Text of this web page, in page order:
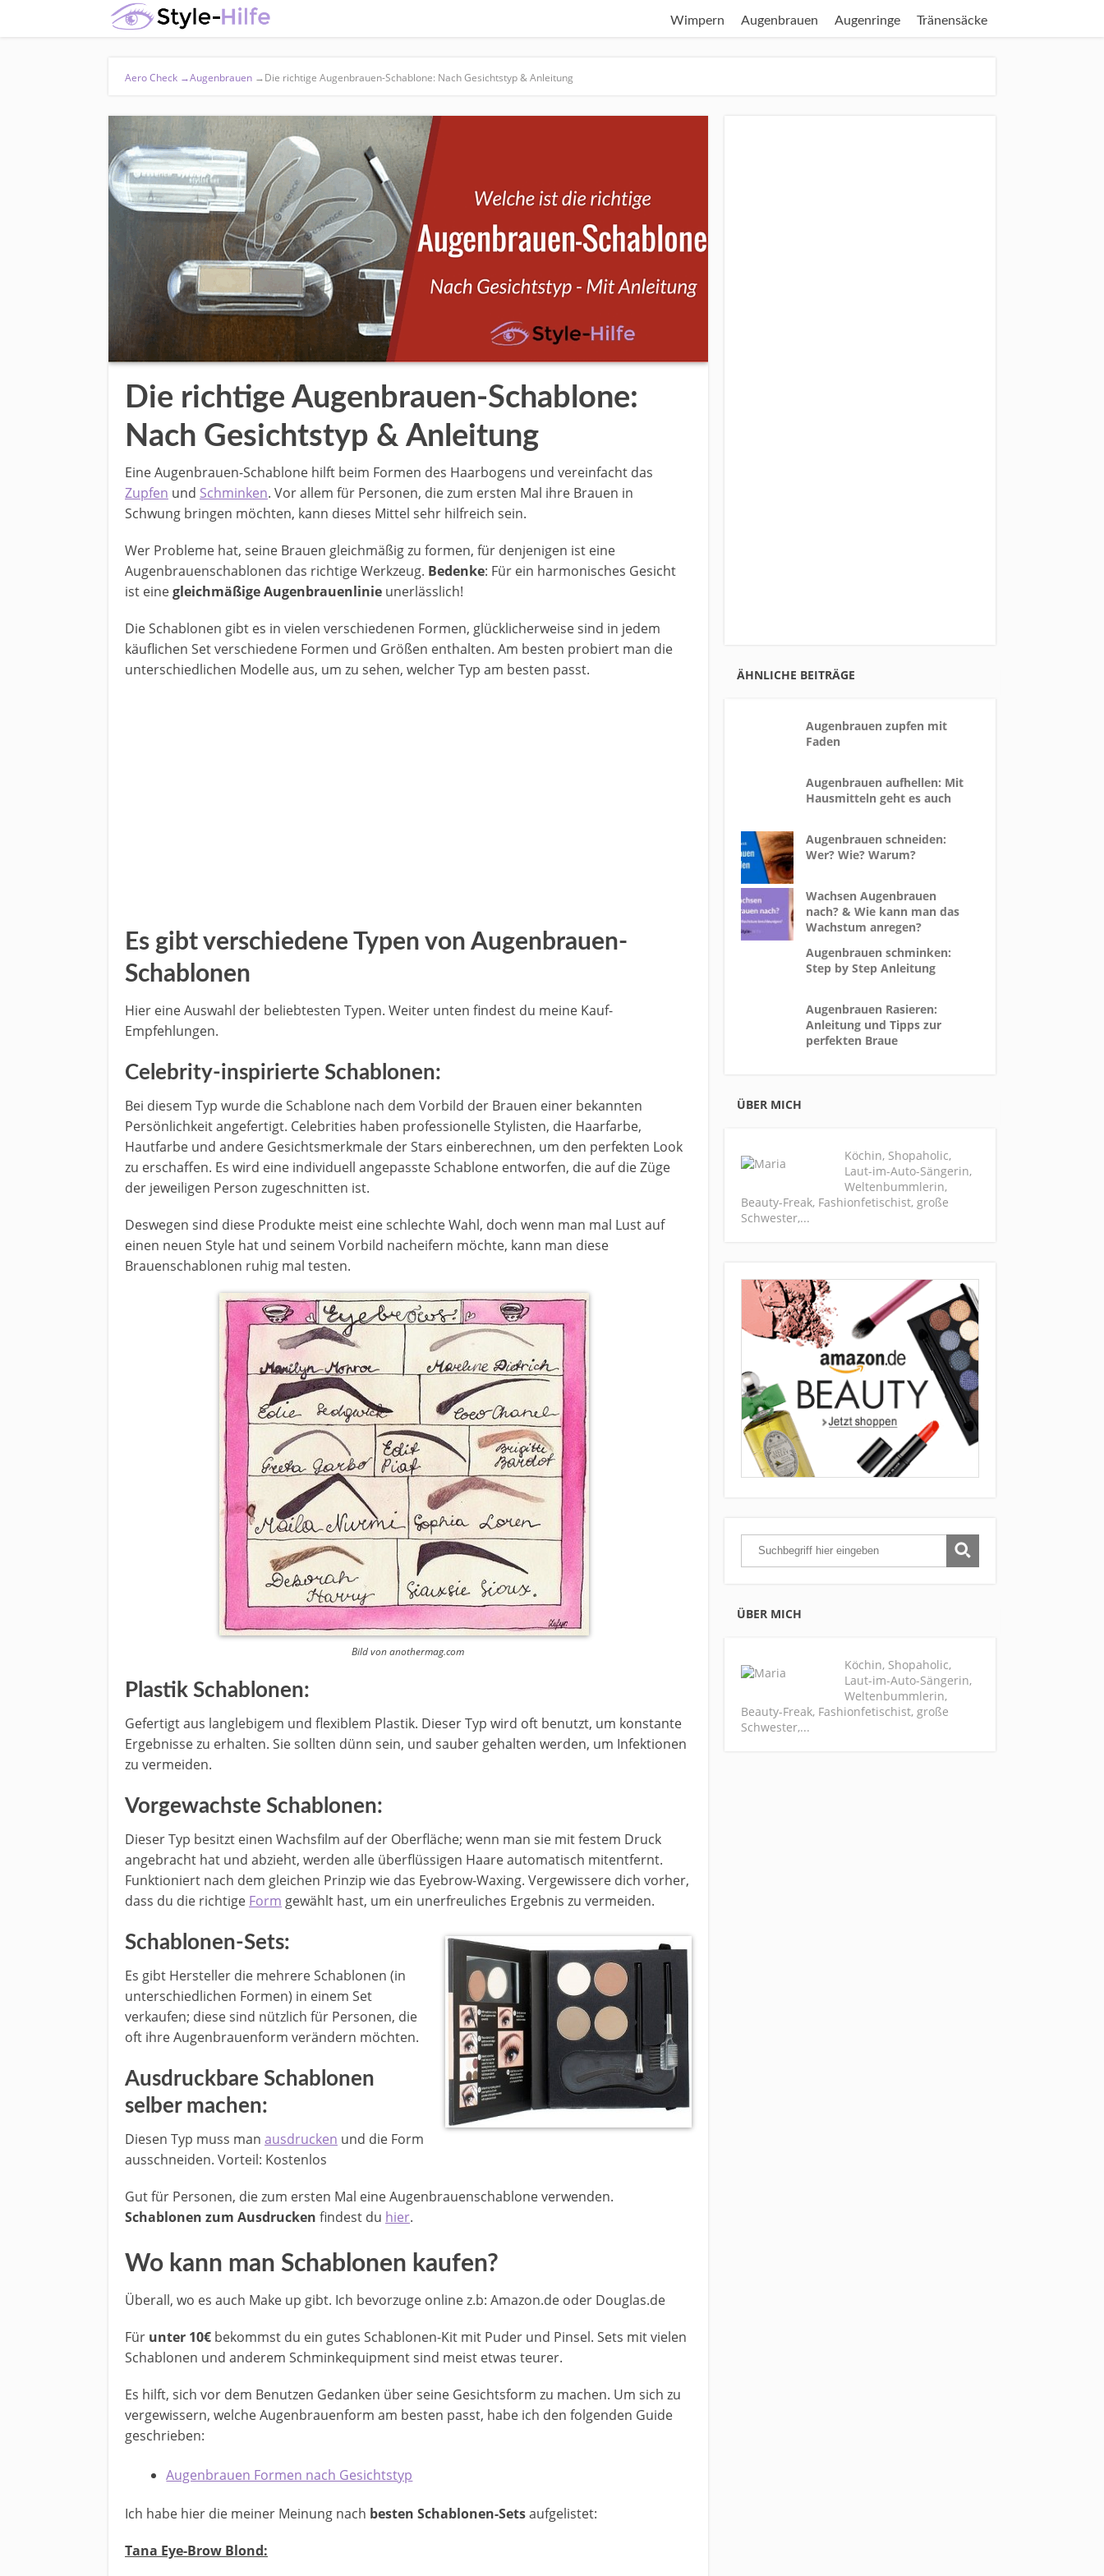
Wimpern Augenbrauen Augenringe Tränensäcke
Aero Check →Augenbrauen →Die richtige Augenbrauen-Schablone: Nach Gesichtstyp & Anleitung
Die richtige Augenbrauen-Schablone:
Nach Gesichtstyp & Anleitung
Eine Augenbrauen-Schablone hilft beim Formen des Haarbogens und vereinfacht das
Zupfen und Schminken. Vor allem für Personen, die zum ersten Mal ihre Brauen in
Schwung bringen möchten, kann dieses Mittel sehr hilfreich sein.
Wer Probleme hat, seine Brauen gleichmäßig zu formen, für denjenigen ist eine
Augenbrauenschablonen das richtige Werkzeug. Bedenke: Für ein harmonisches Gesicht
ist einegleichmäßige Augenbrauenlinie unerlässlich!
Die Schablonen gibt es in vielen verschiedenen Formen, glücklicherweise sind in jedem
käuflichen Set verschiedene Formen und Größen enthalten. Am besten probiert man die
unterschiedlichen Modelle aus, um zu sehen, welcher Typ am besten passt.
Es gibt verschiedene Typen von Augenbrauen-
Schablonen
Hier eine Auswahl der beliebtesten Typen. Weiter unten findest du meine Kauf-
Empfehlungen.
Celebrity-inspirierte Schablonen:
Bei diesem Typ wurde die Schablone nach dem Vorbild der Brauen einer bekannten
Persönlichkeit angefertigt. Celebrities haben professionelle Stylisten, die Haarfarbe,
Hautfarbe und andere Gesichtsmerkmale der Stars einberechnen, um den perfekten Look
zu erschaffen. Es wird eine individuell angepasste Schablone entworfen, die auf die Züge
der jeweiligen Person zugeschnitten ist.
Deswegen sind diese Produkte meist eine schlechte Wahl, doch wenn man mal Lust auf
einen neuen Style hat und seinem Vorbild nacheifern möchte, kann man diese
Brauenschablonen ruhig mal testen.
Bild von anothermag.com
Plastik Schablonen:
Gefertigt aus langlebigem und flexiblem Plastik. Dieser Typ wird oft benutzt, um konstante
Ergebnisse zu erhalten. Sie sollten dünn sein, und sauber gehalten werden, um Infektionen
zu vermeiden.
Vorgewachste Schablonen:
Dieser Typ besitzt einen Wachsfilm auf der Oberfläche; wenn man sie mit festem Druck
angebracht hat und abzieht, werden alle überflüssigen Haare automatisch mitentfernt.
Funktioniert nach dem gleichen Prinzip wie das Eyebrow-Waxing. Vergewissere dich vorher,
dass du die richtige Form gewählt hast, um ein unerfreuliches Ergebnis zu vermeiden.
Schablonen-Sets:
Es gibt Hersteller die mehrere Schablonen (in
unterschiedlichen Formen) in einem Set
verkaufen; diese sind nützlich für Personen, die
oft ihre Augenbrauenform verändern möchten.
Ausdruckbare Schablonen
selber machen:
Diesen Typ muss man ausdrucken und die Form
ausschneiden. Vorteil: Kostenlos
Gut für Personen, die zum ersten Mal eine Augenbrauenschablone verwenden.
Schablonen zum Ausdrucken findest du hier.
Wo kann man Schablonen kaufen?
Überall, wo es auch Make up gibt. Ich bevorzuge online z.b: Amazon.de oder Douglas.de
Für unter 10€ bekommst du ein gutes Schablonen-Kit mit Puder und Pinsel. Sets mit vielen
Schablonen und anderem Schminkequipment sind meist etwas teurer.
Es hilft, sich vor dem Benutzen Gedanken über seine Gesichtsform zu machen. Um sich zu
vergewissern, welche Augenbrauenform am besten passt, habe ich den folgenden Guide
geschrieben:
Augenbrauen Formen nach Gesichtstyp
Ich habe hier die meiner Meinung nach besten Schablonen-Setsaufgelistet:
Tana Eye-Brow Blond:
ÄHNLICHE BEITRÄGE
Augenbrauen zupfen mit
Faden
Augenbrauen aufhellen: Mit
Hausmitteln geht es auch
Augenbrauen schneiden:
Wer? Wie? Warum?
Wachsen Augenbrauen
nach? & Wie kann man das
Wachstum anregen?
Augenbrauen schminken:
Step by Step Anleitung
Augenbrauen Rasieren:
Anleitung und Tipps zur
perfekten Braue
ÜBER MICH
Köchin, Shopaholic,
Laut-im-Auto-Sängerin,
Weltenbummlerin,
Beauty-Freak, Fashionfetischist, große
Schwester,...
ÜBER MICH
Köchin, Shopaholic,
Laut-im-Auto-Sängerin,
Weltenbummlerin,
Beauty-Freak, Fashionfetischist, große
Schwester,...